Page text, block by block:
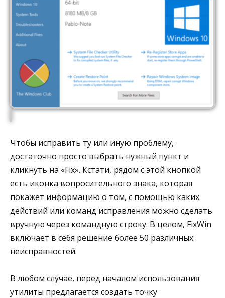
Чтобы исправить ту или иную проблему,
достаточно просто выбрать нужный пункт и
кликнуть на «Fix». Кстати, рядом с этой кнопкой
есть иконка вопросительного знака, которая
покажет информацию о том, с помощью каких
действий или команд исправления можно сделать
вручную через командную строку. В целом, FixWin
включает в себя решение более 50 различных
неисправностей.
В любом случае, перед началом использования
утилиты предлагается создать точку